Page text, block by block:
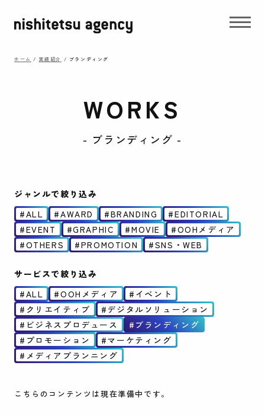
ホーム / 実績紹介 / ブランディング
WORKS
- ブランディング -
ジャンルで絞り込み
ALL
AWARD BRANDING
EDITORIAL
EVENT
GRAPHIC MOVIE
OOHメディア
OTHERS
PROMOTION SNS・WEB
サービスで絞り込み
ALL
OOHメディア
イベント
クリエイティブ
デジタルソリューション
ビジネスプロデュース
ブランディング
プロモーション
マーケティング
メディアプランニング
こちらのコンテンツは現在準備中です。